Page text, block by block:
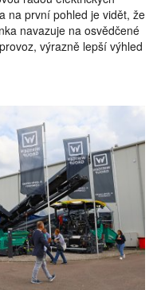
na první pohled je vidět, že
navazuje na osvědčené
výrazně lepší výhled